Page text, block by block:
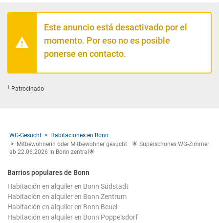
Este anuncio está desactivado por el
momento. Por eso no es posible
ponerse en contacto.
1 Patrocinado
WG-Gesucht
Habitaciones en Bonn
Mitbewohnerin oder Mitbewohner gesucht 🌟 Superschönes WG-Zimmer
ab 22.06.2026 in Bonn zentral🌟
Barrios populares de Bonn
Habitación en alquiler en Bonn Südstadt
Habitación en alquiler en Bonn Zentrum
Habitación en alquiler en Bonn Beuel
Habitación en alquiler en Bonn Poppelsdorf